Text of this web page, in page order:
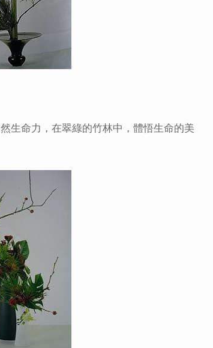
生命力，在翠綠的竹林中，體悟生命的美